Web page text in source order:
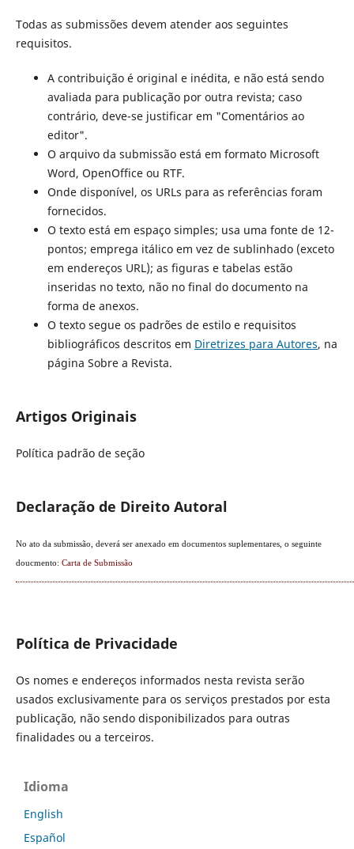
Todas as submissões devem atender aos seguintes
requisitos.
A contribuição é original e inédita, e não está sendo
avaliada para publicação por outra revista; caso
contrário, deve-se justificar em "Comentários ao
editor".
O arquivo da submissão está em formato Microsoft
Word, OpenOffice ou RTF.
Onde disponível, os URLs para as referências foram
fornecidos.
O texto está em espaço simples; usa uma fonte de 12-
pontos; emprega itálico em vez de sublinhado (exceto
em endereços URL); as figuras e tabelas estão
inseridas no texto, não no final do documento na
forma de anexos.
O texto segue os padrões de estilo e requisitos
bibliográficos descritos em Diretrizes para Autores, na
página Sobre a Revista.
Artigos Originais
Política padrão de seção
Declaração de Direito Autoral
No ato da submissão, deverá ser anexado em documentos suplementares, o seguinte
doucmento: Carta de Submissão
Política de Privacidade
Os nomes e endereços informados nesta revista serão
usados exclusivamente para os serviços prestados por esta
publicação, não sendo disponibilizados para outras
finalidades ou a terceiros.
Idioma
English
Español